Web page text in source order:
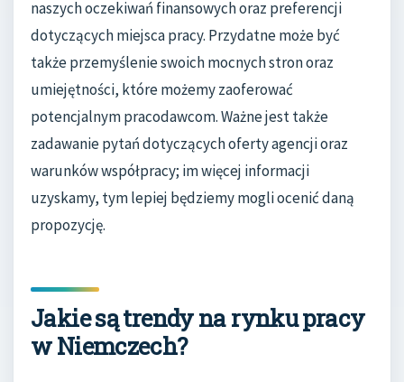
naszych oczekiwań finansowych oraz preferencji
dotyczących miejsca pracy. Przydatne może być
także przemyślenie swoich mocnych stron oraz
umiejętności, które możemy zaoferować
potencjalnym pracodawcom. Ważne jest także
zadawanie pytań dotyczących oferty agencji oraz
warunków współpracy; im więcej informacji
uzyskamy, tym lepiej będziemy mogli ocenić daną
propozycję.
Jakie są trendy na rynku pracy
w Niemczech?